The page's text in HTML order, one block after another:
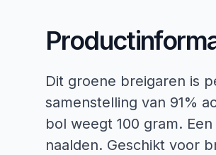
Dit groene breigaren is
samenstelling van 91%
bol weegt 100 gram.
naalden. Geschikt voor